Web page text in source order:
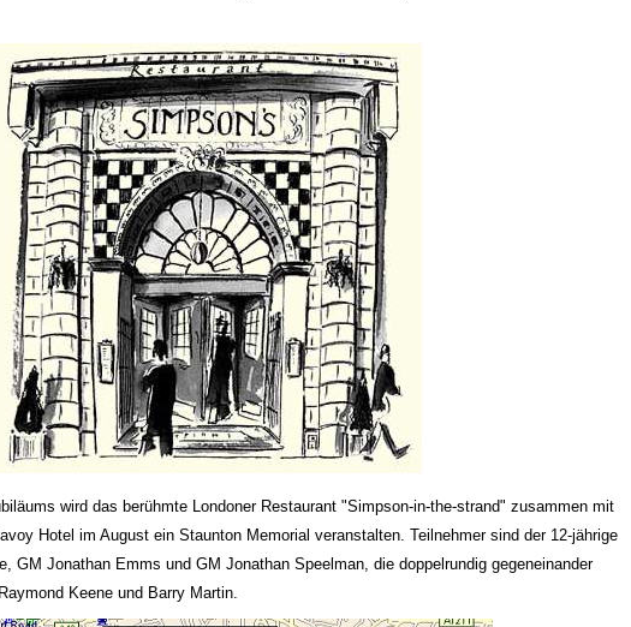
wird das berühmte Londoner Restaurant "Simpson-in-the-strand" zusammen mit
Hotel im August ein Staunton Memorial veranstalten. Teilnehmer sind der 12-jährige
GM Jonathan Emms und GM Jonathan Speelman, die doppelrundig gegeneinander
Keene und Barry Martin.